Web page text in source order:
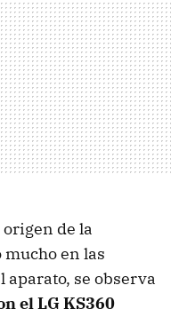
de la
en las
aparato, se observa
el LG KS360